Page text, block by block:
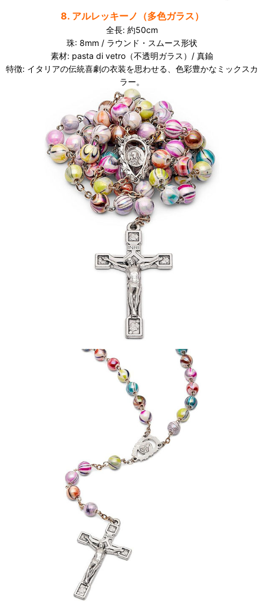
8. アルレッキーノ（多色ガラス）
全長: 約50cm
珠: 8mm / ラウンド・スムース形状
素材: pasta di vetro（不透明ガラス）/ 真鍮
特徴: イタリアの伝統喜劇の衣装を思わせる、色彩豊かなミックスカ
ラー。